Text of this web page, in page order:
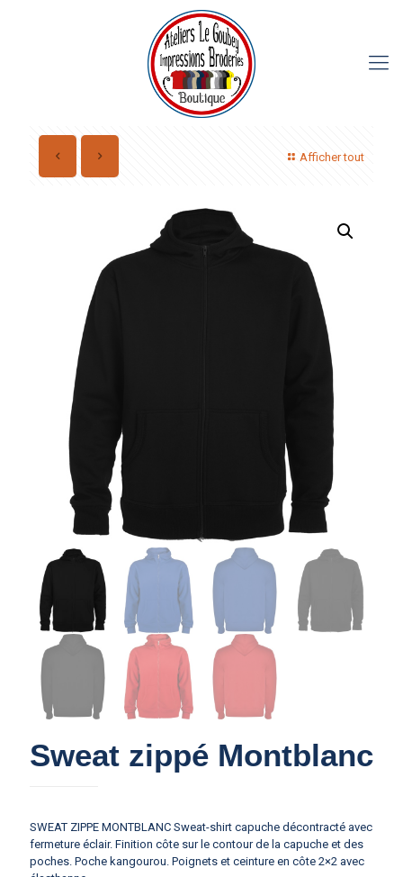
Afficher tout
Sweat zippé Montblanc
SWEAT ZIPPE MONTBLANC Sweat-shirt capuche décontracté avec
fermeture éclair. Finition côte sur le contour de la capuche et des
poches. Poche kangourou. Poignets et ceinture en côte 2×2 avec